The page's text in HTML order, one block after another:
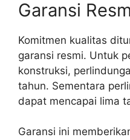
Garansi
Komitmen kualitas
garansi resmi. Untuk
konstruksi,
tahun. Sementara
dapat mencapai lima
Garansi ini